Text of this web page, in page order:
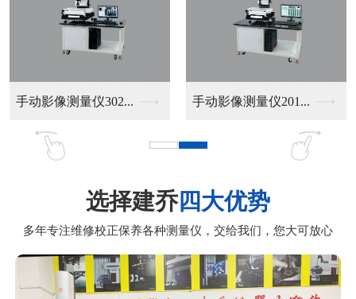
标准型CNC影像测量... HR-100经济型模...
选择建乔四大优势
多年专注维修校正保养各种测量仪，交给我们，您大可放心